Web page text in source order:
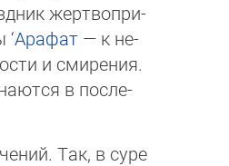
жер­тво­при­
‘Ара­фат — к не­
и сми­ре­ния.
в пос­ле­
Так, в су­ре